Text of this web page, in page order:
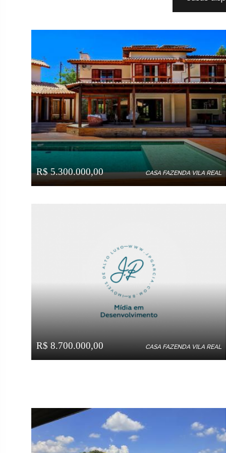
R$ 5.300.000,00 CASA FAZENDA VILA REAL
R$ 8.700.000,00 CASA FAZENDA VILA REAL